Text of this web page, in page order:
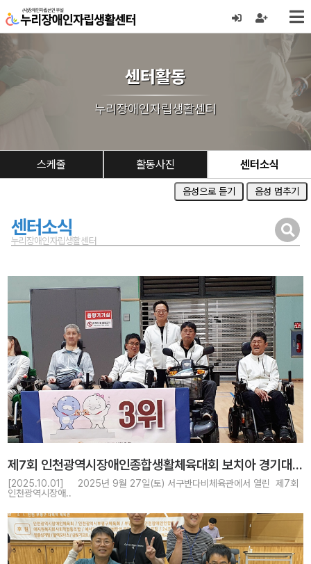
센터활동
누리장애인자립생활센터
스케줄 활동사진 센터소식
음성으로 듣기 음성 멈추기
센터소식
누리장애인자립생활센터
제7회 인천광역시장애인종합생활체육대회 보치아 경기대회
공동3위 수상
[2025.10.01] 2025년 9월 27일(토) 서구반다비체육관에서 열린 제7회
인천광역시장애..